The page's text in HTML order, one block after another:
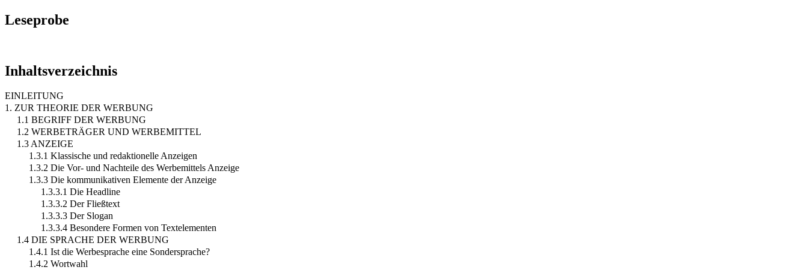
Leseprobe
Inhaltsverzeichnis
EINLEITUNG
1. ZUR THEORIE DER WERBUNG
1.1 BEGRIFF DER WERBUNG
1.2 WERBETRÄGER UND WERBEMITTEL
1.3 ANZEIGE
1.3.1 Klassische und redaktionelle Anzeigen
1.3.2 Die Vor- und Nachteile des Werbemittels Anzeige
1.3.3 Die kommunikativen Elemente der Anzeige
1.3.3.1 Die Headline
1.3.3.2 Der Fließtext
1.3.3.3 Der Slogan
1.3.3.4 Besondere Formen von Textelementen
1.4 DIE SPRACHE DER WERBUNG
1.4.1 Ist die Werbesprache eine Sondersprache?
1.4.2 Wortwahl